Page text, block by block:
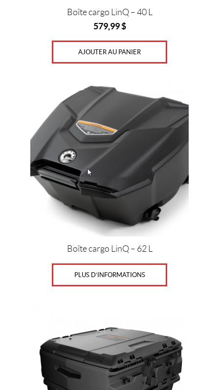
Boîte cargo LinQ – 40 L
579,99$
AJOUTER AU PANIER
Boîte cargo LinQ – 62 L
PLUS D’INFORMATIONS